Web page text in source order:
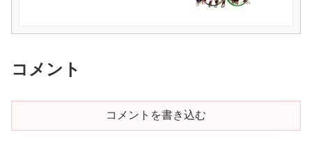
コメント
コメントを書き込む